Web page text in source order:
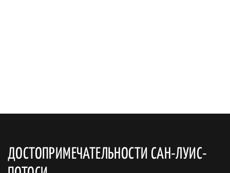
ДОСТОПРИМЕЧАТЕЛЬНОСТИ САН-ЛУИС-